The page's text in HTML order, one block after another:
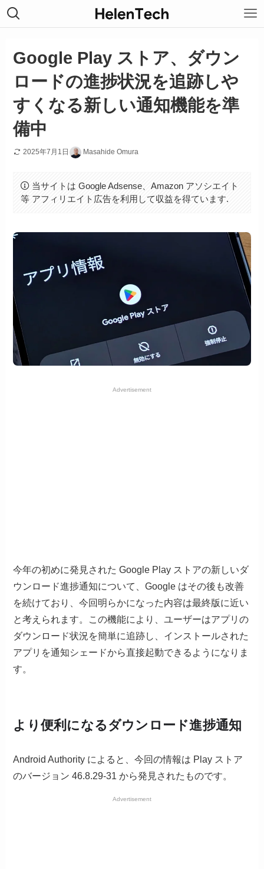
Google Play ストア、ダウン
ロードの進捗状況を追跡しや
すくなる新しい通知機能を準
備中
2025年7月1日 Masahide Omura
当サイトは Google Adsense、Amazon アソシエイト
等 アフィリエイト広告を利用して収益を得ています.
Advertisement
今年の初めに発見された Google Play ストアの新しいダ
ウンロード進捗通知について、Google はその後も改善
を続けており、今回明らかになった内容は最終版に近い
と考えられます。この機能により、ユーザーはアプリの
ダウンロード状況を簡単に追跡し、インストールされた
アプリを通知シェードから直接起動できるようになりま
す。
より便利になるダウンロード進捗通知
Android Authority によると、今回の情報は Play ストア
のバージョン 46.8.29-31 から発見されたものです。
Advertisement